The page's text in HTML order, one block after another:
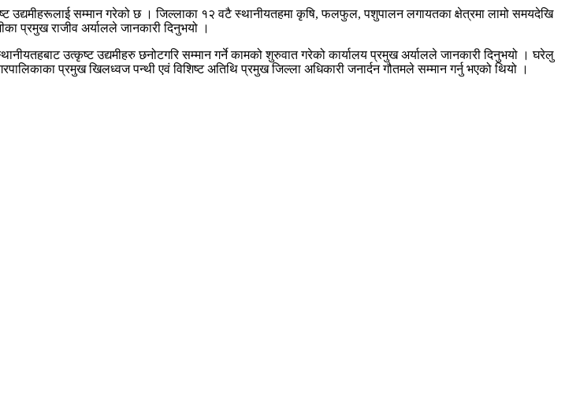
उद्यमीहरूलाई सम्मान गरेको छ । जिल्लाका १२ वटै स्थानीयतहमा कृषि, फलफुल, पशुपालन लगायतका क्षेत्रमा लामो समयदेखि
प्रमुख राजीव अर्यालले जानकारी दिनुभयो ।
उत्कृष्ट उद्यमीहरु छनोटगरि सम्मान गर्ने कामको शुरुवात गरेको कार्यालय प्रमुख अर्यालले जानकारी दिनुभयो । घरेलु
प्रमुख खिलध्वज पन्थी एवं विशिष्ट अतिथि प्रमुख जिल्ला अधिकारी जनार्दन गौतमले सम्मान गर्नु भएको थियो ।